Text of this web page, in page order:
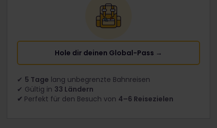
Hole dir deinen Global-Pass →
✔ 5 Tage lang unbegrenzte Bahnreisen
✔ Gültig in 33 Ländern
✔ Perfekt für den Besuch von 4–6 Reisezielen